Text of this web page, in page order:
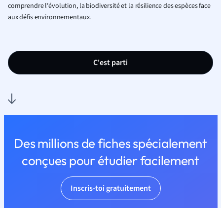
comprendre l'évolution, la biodiversité et la résilience des espèces face
aux défis environnementaux.
C'est parti
Des millions de fiches spécialement
conçues pour étudier facilement
Inscris-toi gratuitement